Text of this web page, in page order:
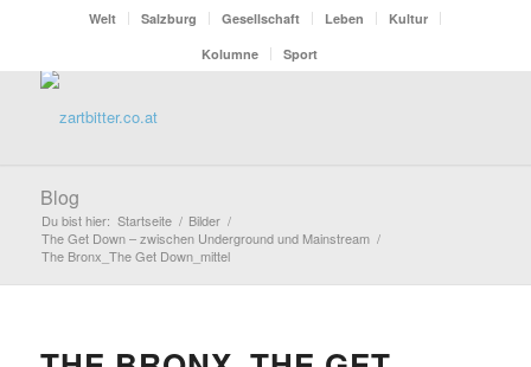
Welt Salzburg Gesellschaft Leben
Kultur
Kolumne
Sport
Blog
Du bist hier: Startseite / Bilder /
The Get Down – zwischen Underground und Mainstream /
The Bronx_The Get Down_mittel